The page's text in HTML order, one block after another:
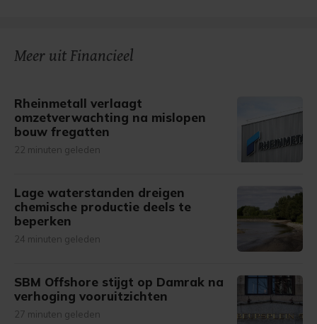
Meer uit Financieel
Rheinmetall verlaagt
omzetverwachting na mislopen
bouw fregatten
22 minuten geleden
Lage waterstanden dreigen
chemische productie deels te
beperken
24 minuten geleden
SBM Offshore stijgt op Damrak na
verhoging vooruitzichten
27 minuten geleden